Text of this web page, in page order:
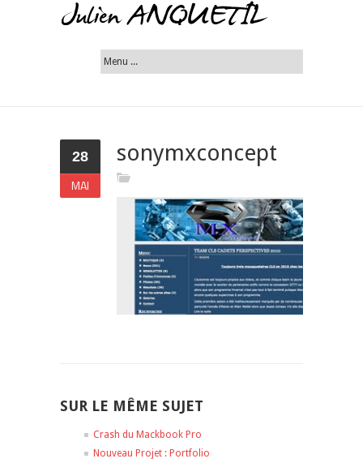
28
MAI
sonymxconcept
SUR LE MÊME SUJET
Crash du Mackbook Pro
Nouveau Projet : Portfolio